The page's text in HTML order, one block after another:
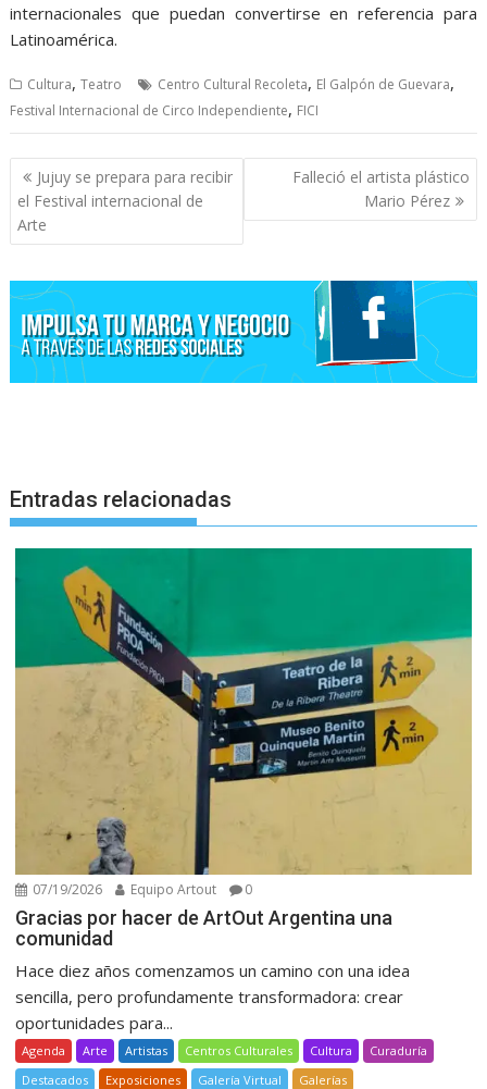
internacionales que puedan convertirse en referencia para
Latinoamérica.
Cultura,Teatro Centro Cultural Recoleta, El Galpón de Guevara,
Festival Internacional de Circo Independiente, FICI
Navegación
de
entradas
Jujuy se prepara para recibir
el Festival internacional de
Arte
Falleció el artista plástico
Mario Pérez
Entradas relacionadas
07/19/2026 Equipo Artout 0
Gracias por hacer de ArtOut Argentina una
comunidad
Hace diez años comenzamos un camino con una idea
sencilla, pero profundamente transformadora: crear
oportunidades para...
Agenda Arte Artistas Centros Culturales Cultura
Curaduría
Destacados
Exposiciones Galería Virtual Galerías